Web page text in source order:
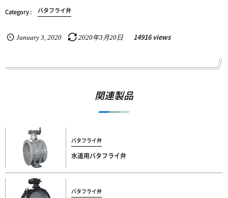
バタフライ弁
January 3, 2020 2020年3月20日 14916 views
関連製品
バタフライ弁
水道用バタフライ弁
バタフライ弁